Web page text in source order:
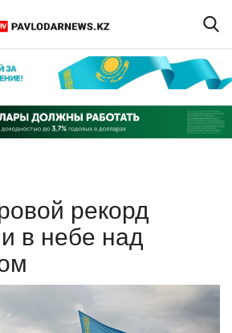
Регистрация
рекорд
в небе над